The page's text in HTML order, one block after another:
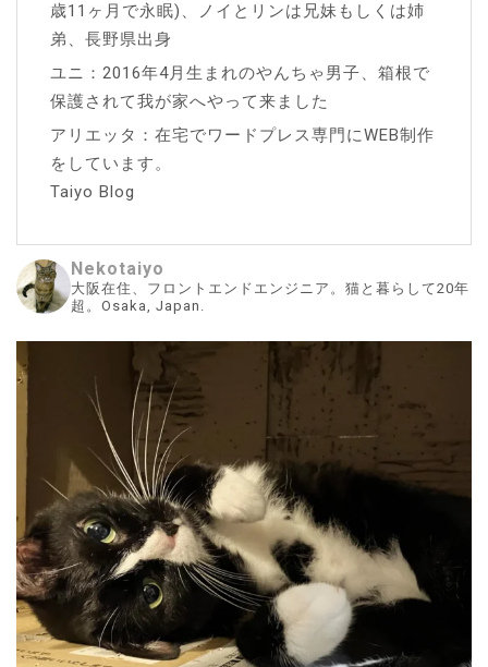
歳11ヶ月で永眠)、ノイとリンは兄妹もしくは姉
弟、長野県出身
ユニ：2016年4月生まれのやんちゃ男子、箱根で
保護されて我が家へやって来ました
アリエッタ：在宅でワードプレス専門にWEB制作
をしています。
Taiyo Blog
Nekotaiyo
大阪在住、フロントエンドエンジニア。猫と暮らして20年
超。Osaka, Japan.